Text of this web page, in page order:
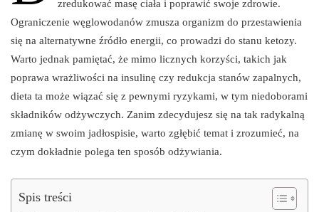
zredukować masę ciała i poprawić swoje zdrowie.
Ograniczenie węglowodanów zmusza organizm do przestawienia
się na alternatywne źródło energii, co prowadzi do stanu ketozy.
Warto jednak pamiętać, że mimo licznych korzyści, takich jak
poprawa wrażliwości na insulinę czy redukcja stanów zapalnych,
dieta ta może wiązać się z pewnymi ryzykami, w tym niedoborami
składników odżywczych. Zanim zdecydujesz się na tak radykalną
zmianę w swoim jadłospisie, warto zgłębić temat i zrozumieć, na
czym dokładnie polega ten sposób odżywiania.
Spis treści